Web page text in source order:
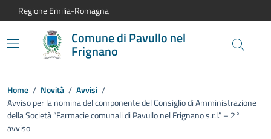
Vai al contenuto principale
Vai alla navigazione del sito
Vai al piede di pagina
Regione Emilia-Romagna
Comune di Pavullo nel
Frignano
Home / Novità / Avvisi /
Avviso per la nomina del componente del Consiglio di Amministrazione
della Società “Farmacie comunali di Pavullo nel Frignano s.r.l.” – 2°
avviso